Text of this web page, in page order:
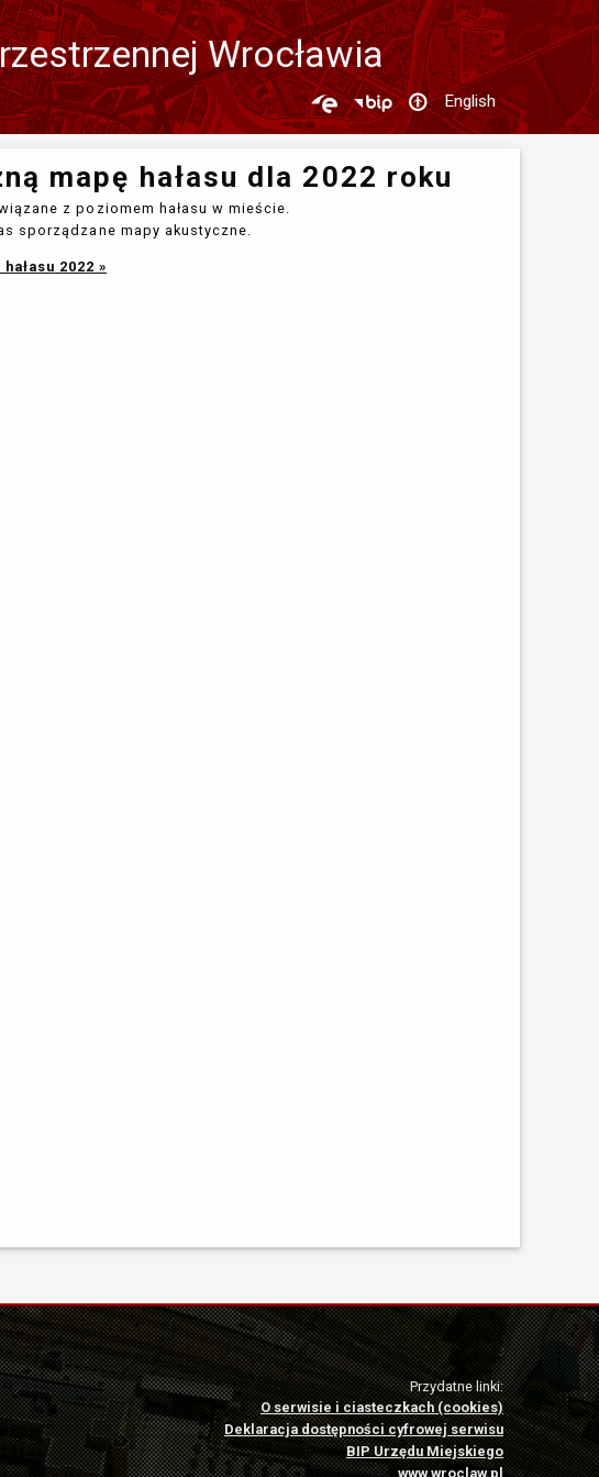
Wrocławia
Zmień
język
English
mapę hałasu dla 2022 roku
z poziomem hałasu w mieście.
sporządzane mapy akustyczne.
2022 »
Przydatne linki:
O serwisie i ciasteczkach (cookies)
Deklaracja dostępności cyfrowej serwisu
BIP Urzędu Miejskiego
www.wroclaw.pl